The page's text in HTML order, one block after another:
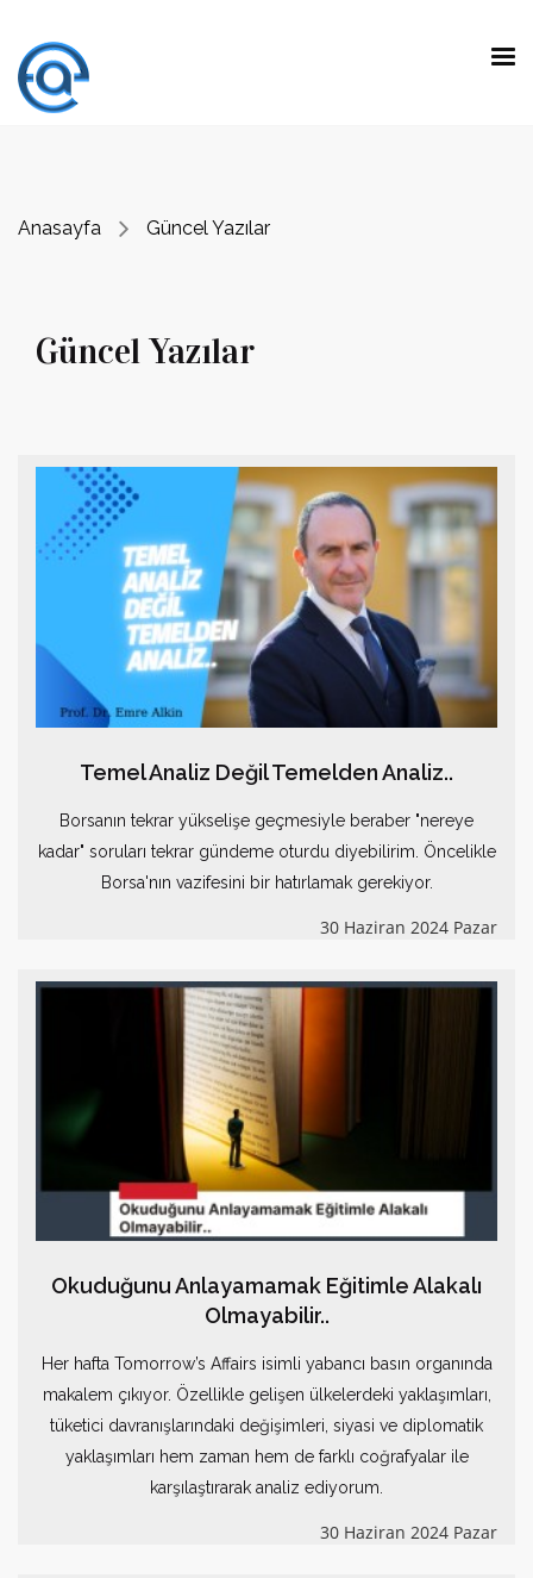
beklenen işleri yapmak değil.
yeteneklerle beklenmeyen işleri yapmaktır."
Anasayfa Güncel Yazılar
Güncel Yazılar
Temel Analiz Değil Temelden Analiz..
Borsanın tekrar yükselişe geçmesiyle beraber "nereye
kadar" soruları tekrar gündeme oturdu diyebilirim. Öncelikle
Borsa'nın vazifesini bir hatırlamak gerekiyor.
30 Haziran 2024 Pazar
Okuduğunu Anlayamamak Eğitimle Alakalı
Olmayabilir..
Her hafta Tomorrow’s Affairs isimli yabancı basın organında
makalem çıkıyor. Özellikle gelişen ülkelerdeki yaklaşımları,
tüketici davranışlarındaki değişimleri, siyasi ve diplomatik
yaklaşımları hem zaman hem de farklı coğrafyalar ile
karşılaştırarak analiz ediyorum.
30 Haziran 2024 Pazar